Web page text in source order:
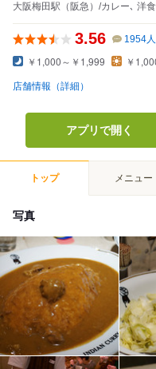
大阪梅田駅（阪急）/カレー､ 洋食
3.56 1954人
￥1,000～￥1,999 ￥
店舗情報（詳細）
アプリで開く
トップ メニュー
写真